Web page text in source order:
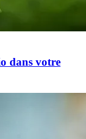
dans votre